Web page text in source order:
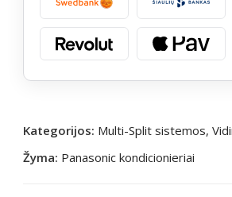
Kategorijos: Multi-Split sistemos,
Žyma: Panasonic kondicionieriai